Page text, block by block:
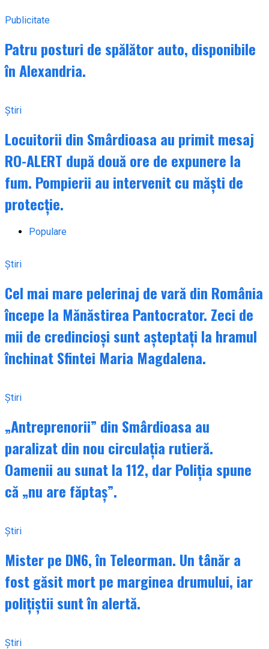
Publicitate
Patru posturi de spălător auto, disponibile
în Alexandria.
Știri
Locuitorii din Smârdioasa au primit mesaj
RO-ALERT după două ore de expunere la
fum. Pompierii au intervenit cu măști de
protecție.
Populare
Știri
Cel mai mare pelerinaj de vară din România
începe la Mănăstirea Pantocrator. Zeci de
mii de credincioși sunt așteptați la hramul
închinat Sfintei Maria Magdalena.
Știri
„Antreprenorii” din Smârdioasa au
paralizat din nou circulația rutieră.
Oamenii au sunat la 112, dar Poliția spune
că „nu are făptaș”.
Știri
Mister pe DN6, în Teleorman. Un tânăr a
fost găsit mort pe marginea drumului, iar
polițiștii sunt în alertă.
Știri